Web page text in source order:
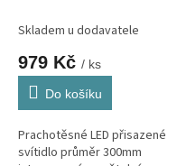
Skladem u dodavatele
979 Kč / ks
Do košíku
Prachotěsné LED přisazené
svítidlo průměr 300mm